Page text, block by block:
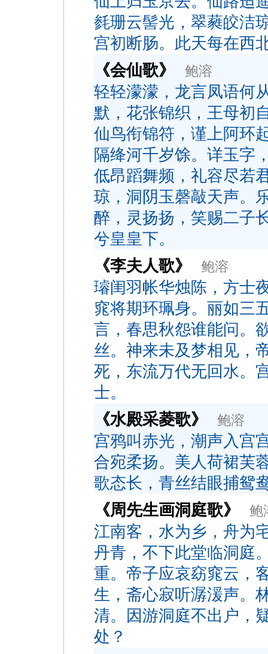
毵珊云髻光，翠蕤皎洁
宫初断肠。此天每在西
《会仙歌》
鲍溶
轻轻濛濛，龙言凤语何
默，花张锦织，王母初
仙鸟衔锦符，谨上阿环
隔绛河千岁馀。详玉字
低昂蹈舞频，礼容尽若
琼，洞阴玉磬敲天声。
醉，灵扬扬，笑赐二子
兮皇皇下。
《李夫人歌》
鲍溶
璿闺羽帐华烛陈，方士
窕将期环珮身。丽如三
言，春思秋怨谁能问。
丝。神来未及梦相见，
死，东流万代无回水。
士。
《水殿采菱歌》
鲍溶
宫鸦叫赤光，潮声入宫
合宛柔扬。美人荷裙芙
歌态长，青丝结眼捕鸳
《周先生画洞庭歌》
鲍
江南客，水为乡，舟为
丹青，不下此堂临洞庭
重。帝子应哀窈窕云，
生，斋心寂听潺湲声。
清。因游洞庭不出户，
处？